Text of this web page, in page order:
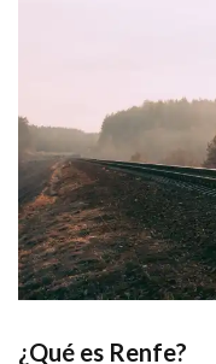
¿Qué es Renfe?